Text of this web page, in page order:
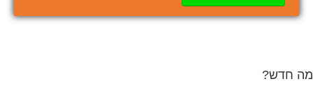
מה חדש?